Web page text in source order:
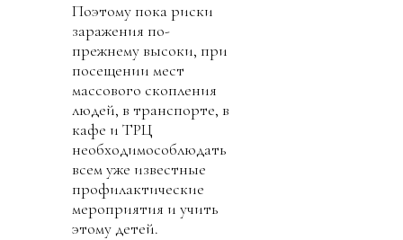
Поэтому пока риски
заражения по-
прежнему высоки, при
посещении мест
массового скопления
людей, в транспорте, в
кафе и ТРЦ
необходимособлюдать
всем уже известные
профилактические
мероприятия и учить
этому детей.